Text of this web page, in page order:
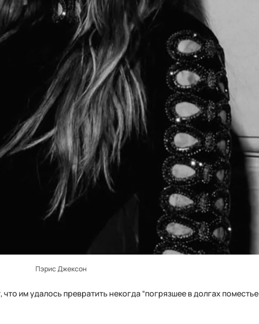
Пэрис Джексон
им удалось превратить некогда “погрязшее в долгах поместье